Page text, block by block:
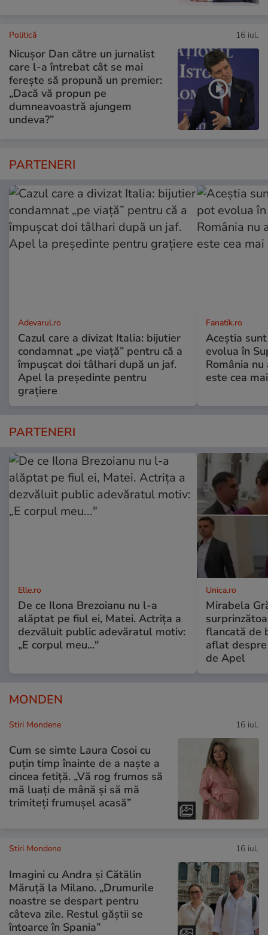
Politică 16 iul.
Nicușor Dan către un jurnalist
care l-a întrebat cât se mai
ferește să propună un premier:
„Dacă vă propun pe
dumneavoastră ajungem
undeva?”
PARTENERI
Adevarul.ro
Cazul care a divizat Italia: bijutier
condamnat „pe viață” pentru că a
împușcat doi tâlhari după un jaf.
Apel la președinte pentru
graţiere
Fanatik.ro
Aceștia
evolua în
România
este cea
PARTENERI
Elle.ro
De ce Ilona Brezoianu nu l-a
alăptat pe fiul ei, Matei. Actrița a
dezvăluit public adevăratul motiv:
„E corpul meu..."
Unica.ro
Mirabela
flancată de
aflat
de Apel
MONDEN
Stiri Mondene 16 iul.
Cum se simte Laura Cosoi cu
puțin timp înainte de a naște a
cincea fetiță. „Vă rog frumos să
mă luați de mână și să mă
trimiteți frumușel acasă”
Stiri Mondene 16 iul.
Imagini cu Andra și Cătălin
Măruță la Milano. „Drumurile
noastre se despart pentru
câteva zile. Restul găștii se
întoarce în Spania”